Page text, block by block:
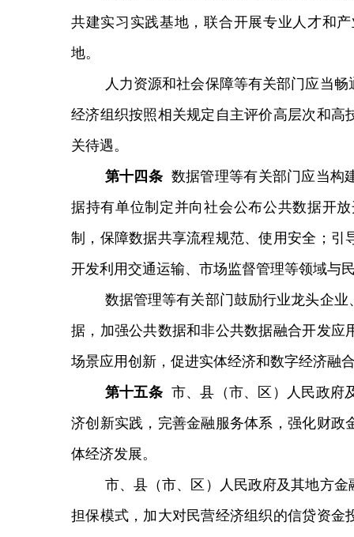
共建实习实践基地，联合开展专业人才和
地。
人力资源和社会保障等有关部门应当
经济组织按照相关规定自主评价高层次和
关待遇。
第十 四 条 数据管理等有关部门应当构
据持有单位制定并向社会公布公共数据开
制，保障数据共享流程规范、使用安全；
开发利用交通运输、市场监督管理等领域与
数据管理等有关部门鼓励行业龙头企
据，加强公共数据和非公共数据融合开发
场景应用创新，促进实体经济和数字经济融
第十五条 市、县（市、区）人民政府
济创新实践，完善金融服务体系，强化财
体经济发展。
市、县（市、区）人民政府及其地方
担保模式，加大对民营经济组织的信贷资